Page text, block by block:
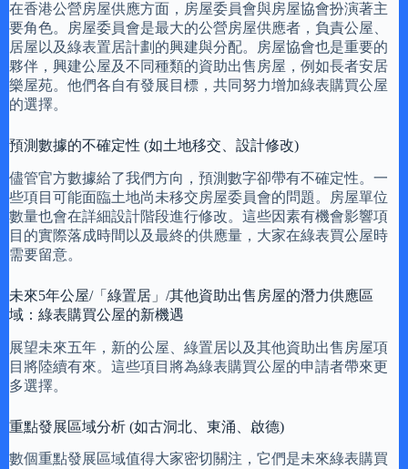
在香港公營房屋供應方面，房屋委員會與房屋協會扮演著主
要角色。房屋委員會是最大的公營房屋供應者，負責公屋、
居屋以及綠表置居計劃的興建與分配。房屋協會也是重要的
夥伴，興建公屋及不同種類的資助出售房屋，例如長者安居
樂屋苑。他們各自有發展目標，共同努力增加綠表購買公屋
的選擇。
預測數據的不確定性 (如土地移交、設計修改)
儘管官方數據給了我們方向，預測數字卻帶有不確定性。一
些項目可能面臨土地尚未移交房屋委員會的問題。房屋單位
數量也會在詳細設計階段進行修改。這些因素有機會影響項
目的實際落成時間以及最終的供應量，大家在綠表買公屋時
需要留意。
未來5年公屋/「綠置居」/其他資助出售房屋的潛力供應區
域：綠表購買公屋的新機遇
展望未來五年，新的公屋、綠置居以及其他資助出售房屋項
目將陸續有來。這些項目將為綠表購買公屋的申請者帶來更
多選擇。
重點發展區域分析 (如古洞北、東涌、啟德)
數個重點發展區域值得大家密切關注，它們是未來綠表購買